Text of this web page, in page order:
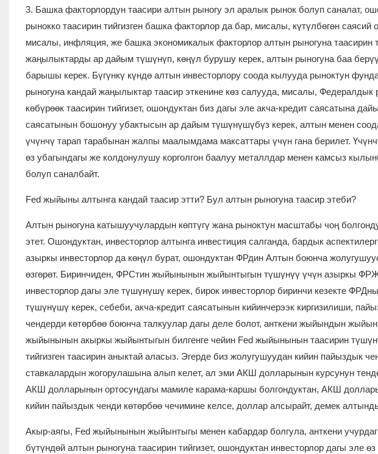
3. Башка факторлордун таасири алтын рыногу эл аралык рынок болуп саналат,
рынокко таасирин тийгизген башка факторлор да бар, мисалы, күтүлбөгөн
мисалы, инфляция, же башка экономикалык факторлор алтын рыногуна таасирин
жаңылыктарды ар дайым түшүнүп, көңүл бурушу керек, алтын рыногуна баа
барышы керек. Бүгүнкү күндө алтын инвесторлору соода кылууда рыноктун
рыногуна кандай жаңылыктар таасир эткенине көз салууда, мисалы, Федералдык
көбүрөөк таасирин тийгизет, ошондуктан биз дагы эле акча-кредит саясатына
саясатынын бошонуу убактысын ар дайым түшүнүшүбүз керек, алтын менен
үчүнчү тарап тарабынан жалпы маалымдама максаттары үчүн гана берилет.
өз убагындагы же колдонулушу корголгон баалуу металлдар менен камсыз
болуп саналбайт.
Fed жыйыны алтынга кандай таасир этти? Бул алтын рыногуна таасир этеби?
Алтын рыногуна катышуучулардын көптүгү жана рыноктун масштабы чоң
этет. Ошондуктан, инвесторлор алтынга инвестиция салганда, бардык
азыркы инвесторлор да көңүл бурат, ошондуктан ФРдин Алтын боюнча
өзгөрөт. Биринчиден, ФРСтин жыйынынын жыйынтыгын түшүнүү үчүн азыркы
инвесторлор дагы эле түшүнүшү керек, бирок инвесторлор биринчи кезекте
түшүнүшү керек, себеби, акча-кредит саясатынын кийинчерээк киргизилиши,
чендерди көтөрбөө боюнча талкуулар дагы деле болот, анткени жыйындын
жыйынынын акыркы жыйынтыгын билгенге чейин Fed жыйынынын таасирин
тийгизген таасирин аныктай аласыз. Эгерде биз жолугушуудан кийин пайыздык
ставкалардын жогорулашына алып келет, ал эми АКШ долларынын курсунун
АКШ долларынын ортосундагы мамиле карама-каршы болгондуктан, АКШ
кийин пайыздык ченди көтөрбөө чечимине келсе, доллар алсырайт, демек
Акыр-аягы, Fed жыйынынын жыйынтыгы менен кабардар болгула, анткени
бүтүндөй алтын рыногуна таасирин тийгизет, ошондуктан инвесторлор дагы эле